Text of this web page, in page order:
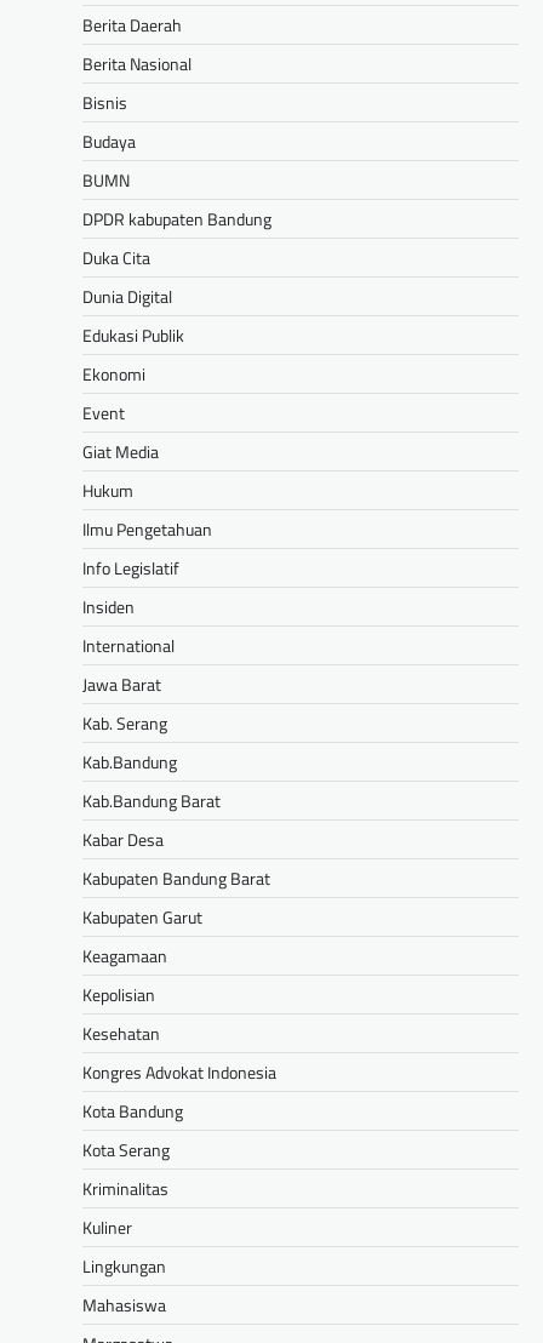
Berita Daerah
Berita Nasional
Bisnis
Budaya
BUMN
DPDR kabupaten Bandung
Duka Cita
Dunia Digital
Edukasi Publik
Ekonomi
Event
Giat Media
Hukum
Ilmu Pengetahuan
Info Legislatif
Insiden
International
Jawa Barat
Kab. Serang
Kab.Bandung
Kab.Bandung Barat
Kabar Desa
Kabupaten Bandung Barat
Kabupaten Garut
Keagamaan
Kepolisian
Kesehatan
Kongres Advokat Indonesia
Kota Bandung
Kota Serang
Kriminalitas
Kuliner
Lingkungan
Mahasiswa